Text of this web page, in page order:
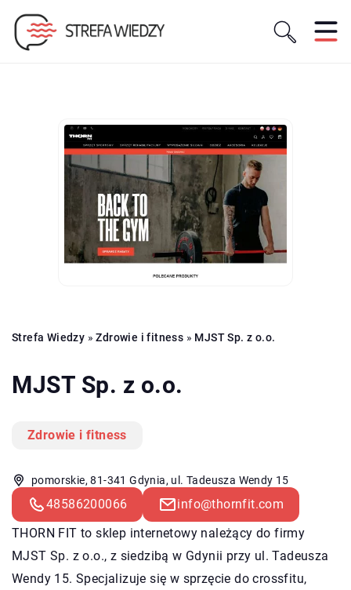
Strefa Wiedzy »Zdrowie i fitness » MJST Sp. z o.o.
MJST Sp. z o.o.
Zdrowie i fitness
pomorskie, 81-341 Gdynia, ul. Tadeusza Wendy 15
48586200066
info@thornfit.com
THORN FIT to sklep internetowy należący do firmy
MJST Sp. z o.o., z siedzibą w Gdynii przy ul. Tadeusza
Wendy 15. Specjalizuje się w sprzęcie do crossfitu,